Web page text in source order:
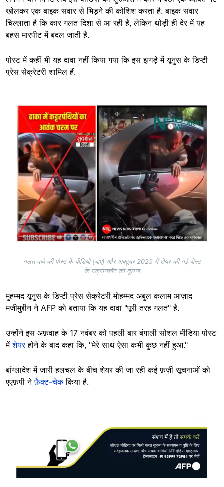
खोलकर एक बाइक सवार से भिड़ने की कोशिश करता है. बाइक सवार
चिल्लाता है कि कार गलत दिशा से आ रही है, लेकिन थोड़ी ही देर में यह
बहस मारपीट में बदल जाती है.
पोस्ट में कहीं भी यह दावा नहीं किया गया कि इस झगड़े में यूनुस के डिप्टी
प्रेस सेक्रेटरी शामिल हैं.
Image
गलत दावे की पोस्ट के वीडियो (बाएं) और अक्टूबर 2025 में शेयर की गई पोस्ट
के स्क्रीनशॉट की तुलना
मुहम्मद यूनुस के डिप्टी प्रेस सेक्रेटरी मोहम्मद अबुल कलाम आज़ाद
मजीमुद्दीन ने AFP को बताया कि यह दावा "पूरी तरह गलत" है.
उन्होंने इस अफ़वाह के 17 नवंबर को पहली बार बंगाली सोशल मीडिया पोस्ट
मेंशेयरहोने के बाद कहा कि, "मेरे साथ ऐसा कभी कुछ नहीं हुआ."
बांग्लादेश में जारी हलचल के बीच शेयर की जा रही कई फ़र्ज़ी सूचनाओं को
एएफ़पी नेफ़ैक्ट-चेककिया है.